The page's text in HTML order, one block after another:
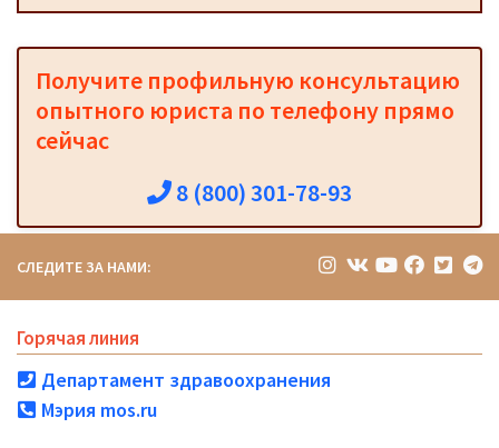
Получите профильную консультацию
опытного юриста по телефону прямо
сейчас
8 (800) 301-78-93
СЛЕДИТЕ ЗА НАМИ:
Горячая линия
Департамент здравоохранения
Мэрия mos.ru